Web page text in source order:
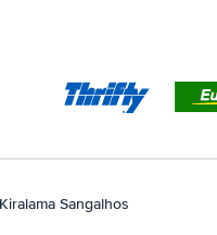
Sangalhos